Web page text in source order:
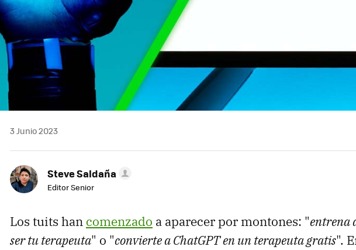
3 Junio 2023
Steve Saldaña
Editor Senior
Los tuits han comenzado a aparecer por montones: "entrena
ser tu terapeuta" o "convierte a ChatGPT en un terapeuta gratis".